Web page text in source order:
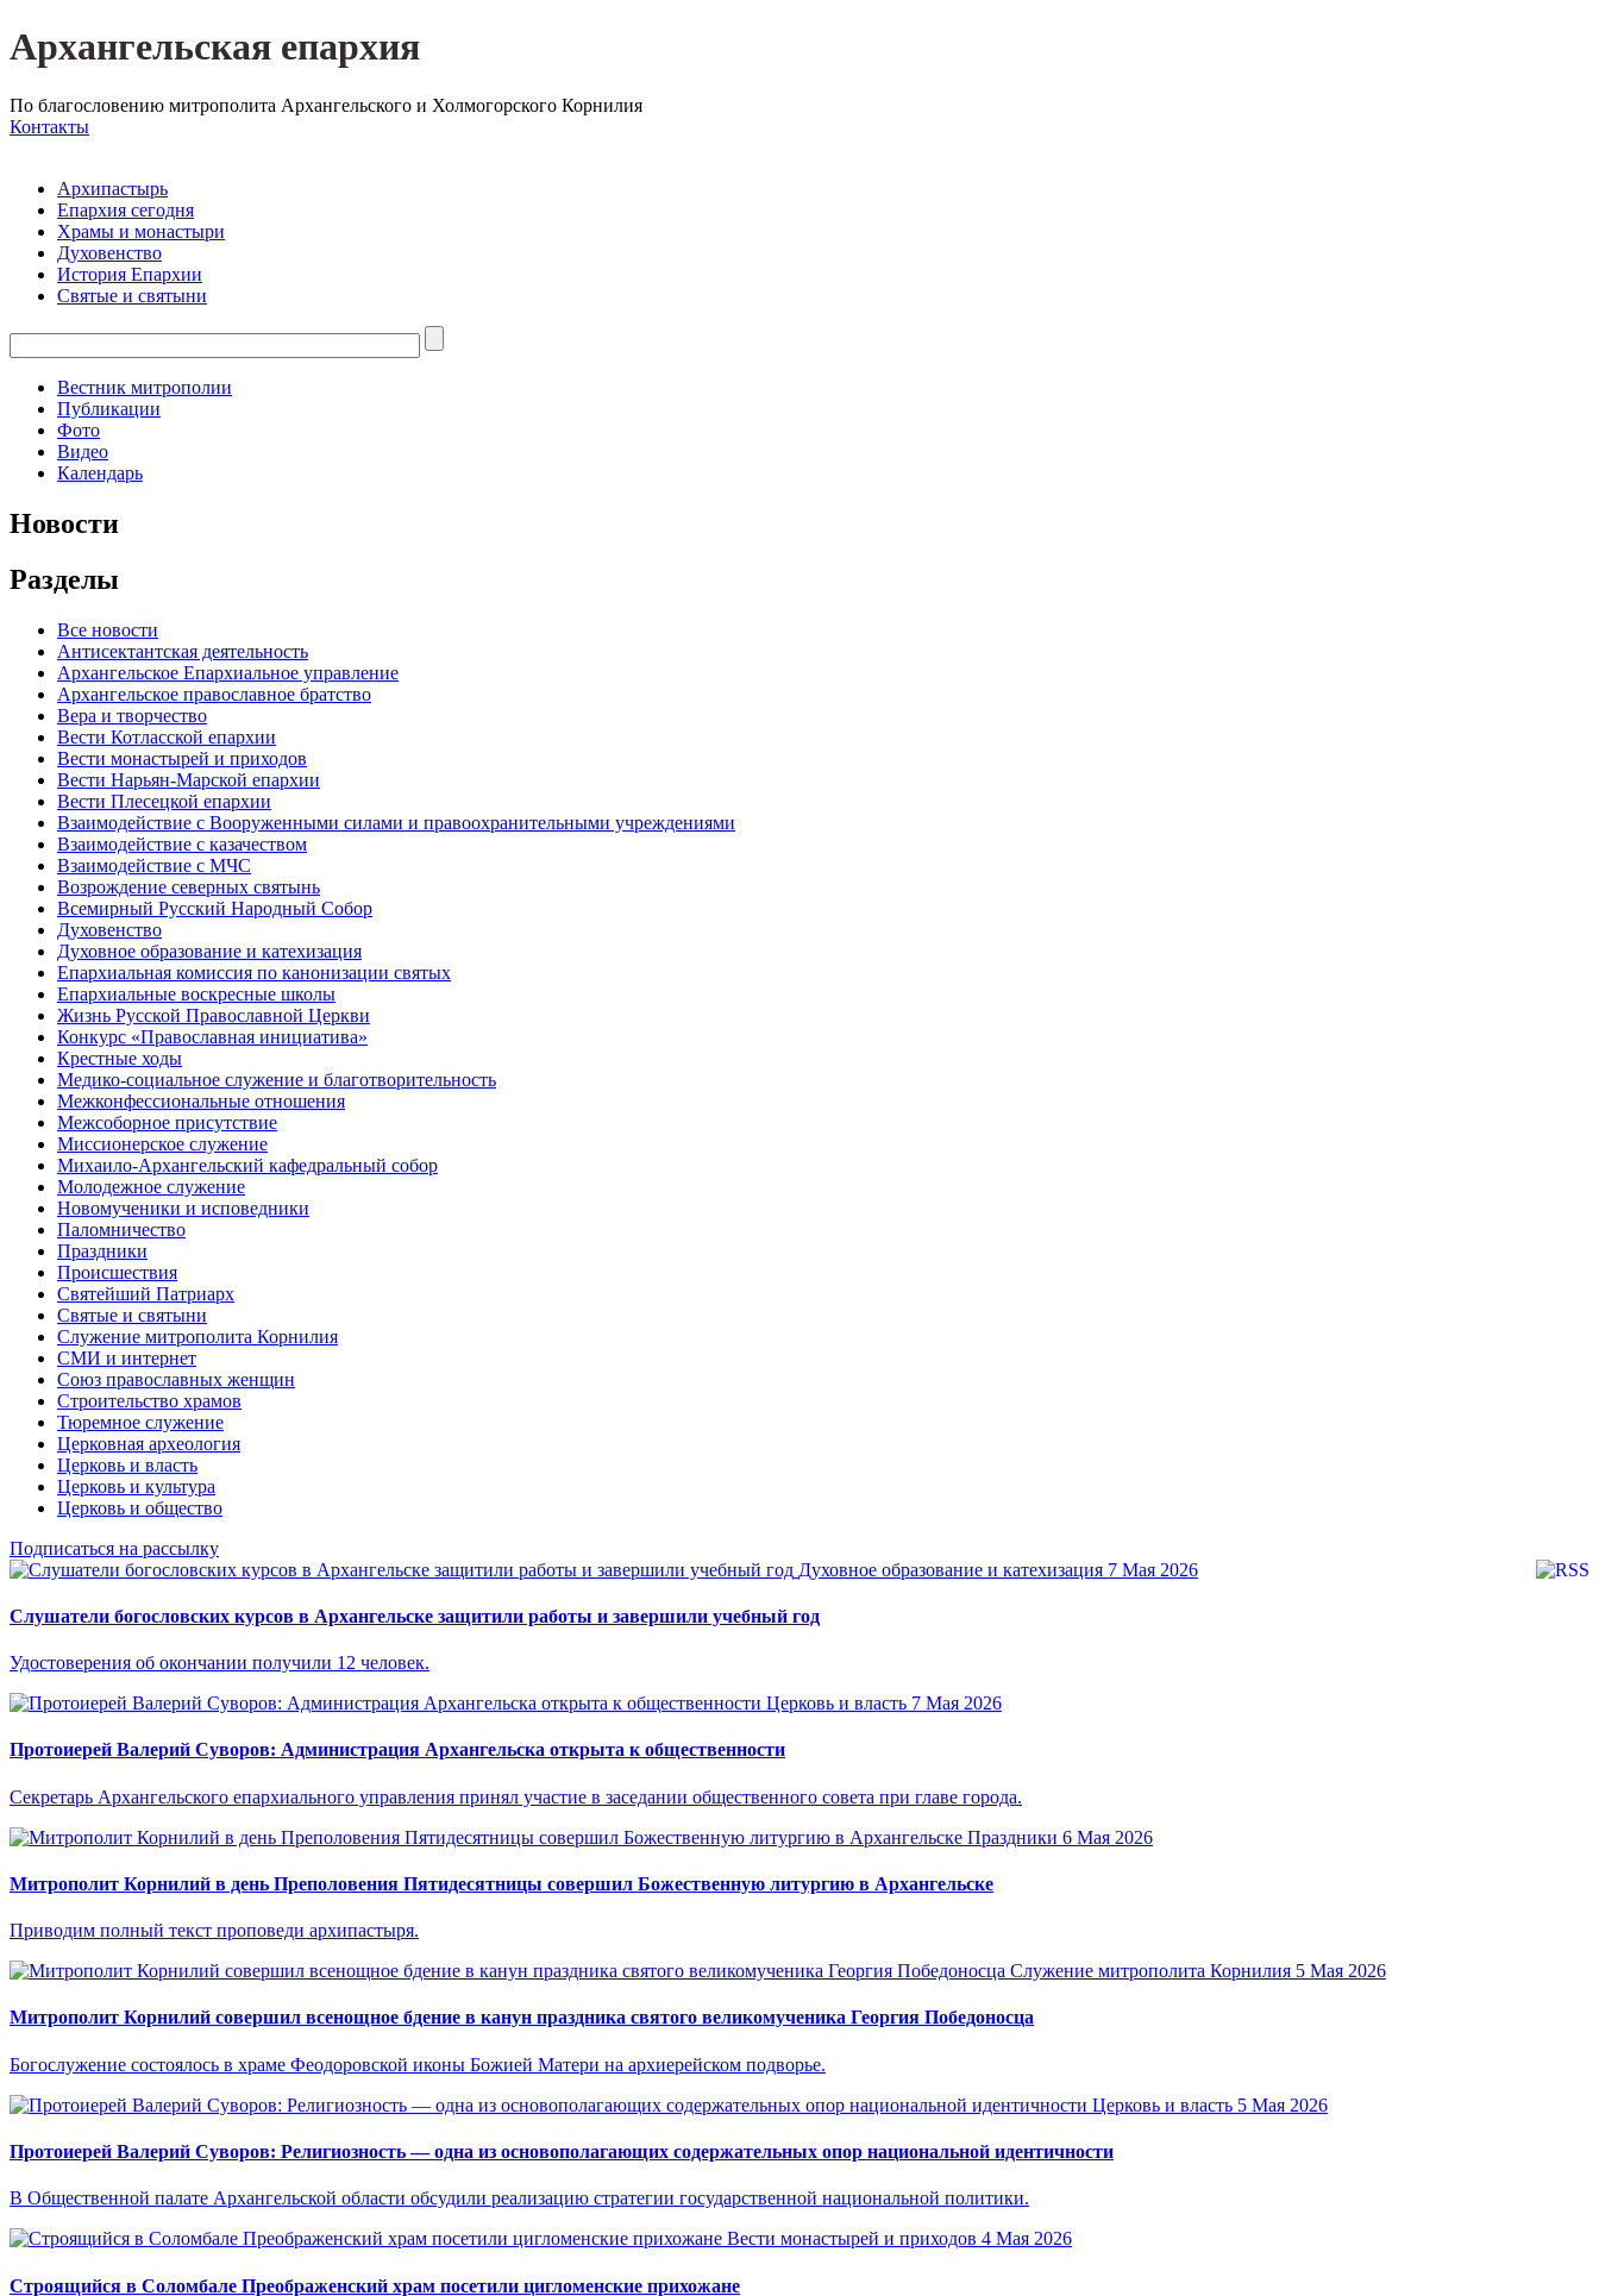
Архангельская епархия
По благословению митрополита Архангельского и Холмогорского Корнилия
Контакты
Архипастырь
Епархия сегодня
Храмы и монастыри
Духовенство
История Епархии
Святые и святыни
Вестник митрополии
Публикации
Фото
Видео
Календарь
Новости
Разделы
Все новости
Антисектантская деятельность
Архангельское Епархиальное управление
Архангельское православное братство
Вера и творчество
Вести Котласской епархии
Вести монастырей и приходов
Вести Нарьян-Марской епархии
Вести Плесецкой епархии
Взаимодействие с Вооруженными силами и правоохранительными учреждениями
Взаимодействие с казачеством
Взаимодействие с МЧС
Возрождение северных святынь
Всемирный Русский Народный Собор
Духовенство
Духовное образование и катехизация
Епархиальная комиссия по канонизации святых
Епархиальные воскресные школы
Жизнь Русской Православной Церкви
Конкурс «Православная инициатива»
Крестные ходы
Медико-социальное служение и благотворительность
Межконфессиональные отношения
Межсоборное присутствие
Миссионерское служение
Михаило-Архангельский кафедральный собор
Молодежное служение
Новомученики и исповедники
Паломничество
Праздники
Происшествия
Святейший Патриарх
Святые и святыни
Служение митрополита Корнилия
СМИ и интернет
Союз православных женщин
Строительство храмов
Тюремное служение
Церковная археология
Церковь и власть
Церковь и культура
Церковь и общество
Подписаться на рассылку
Духовное образование и катехизация 7 Мая 2026
Слушатели богословских курсов в Архангельске защитили работы и завершили учебный год
Удостоверения об окончании получили 12 человек.
Церковь и власть 7 Мая 2026
Протоиерей Валерий Суворов: Администрация Архангельска открыта к общественности
Секретарь Архангельского епархиального управления принял участие в заседании общественного совета при главе города.
Праздники 6 Мая 2026
Митрополит Корнилий в день Преполовения Пятидесятницы совершил Божественную литургию в Архангельске
Приводим полный текст проповеди архипастыря.
Служение митрополита Корнилия 5 Мая 2026
Митрополит Корнилий совершил всенощное бдение в канун праздника святого великомученика Георгия Победоносца
Богослужение состоялось в храме Феодоровской иконы Божией Матери на архиерейском подворье.
Церковь и власть 5 Мая 2026
Протоиерей Валерий Суворов: Религиозность — одна из основополагающих содержательных опор национальной идентичности
В Общественной палате Архангельской области обсудили реализацию стратегии государственной национальной политики.
Вести монастырей и приходов 4 Мая 2026
Строящийся в Соломбале Преображенский храм посетили цигломенские прихожане